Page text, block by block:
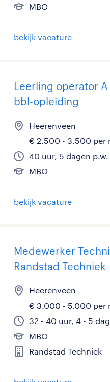
MBO
bekijk vacature
Leerling operator
bbl-opleiding
Heerenveen
€ 2.500 - 3.500 per
40 uur, 5 dagen p.w.
MBO
bekijk vacature
Medewerker
Randstad Techniek
Heerenveen
€ 3.000 - 5.000 per
32 - 40 uur, 4 - 5
MBO
Randstad Techniek